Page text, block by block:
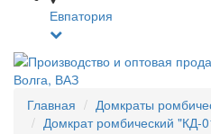
Евпатория
Главная
Домкраты
Домкрат ромбический "КД-